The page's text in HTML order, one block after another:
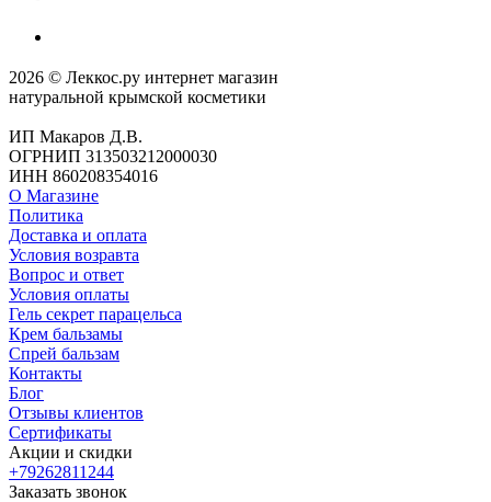
2026 © Леккос.ру интернет магазин
натуральной крымской косметики
ИП Макаров Д.В.
ОГРНИП 313503212000030
ИНН 860208354016
О Магазине
Политика
Доставка и оплата
Условия возравта
Вопрос и ответ
Условия оплаты
Гель секрет парацельса
Крем бальзамы
Спрей бальзам
Контакты
Блог
Отзывы клиентов
Сертификаты
Акции и скидки
+79262811244
Заказать звонок